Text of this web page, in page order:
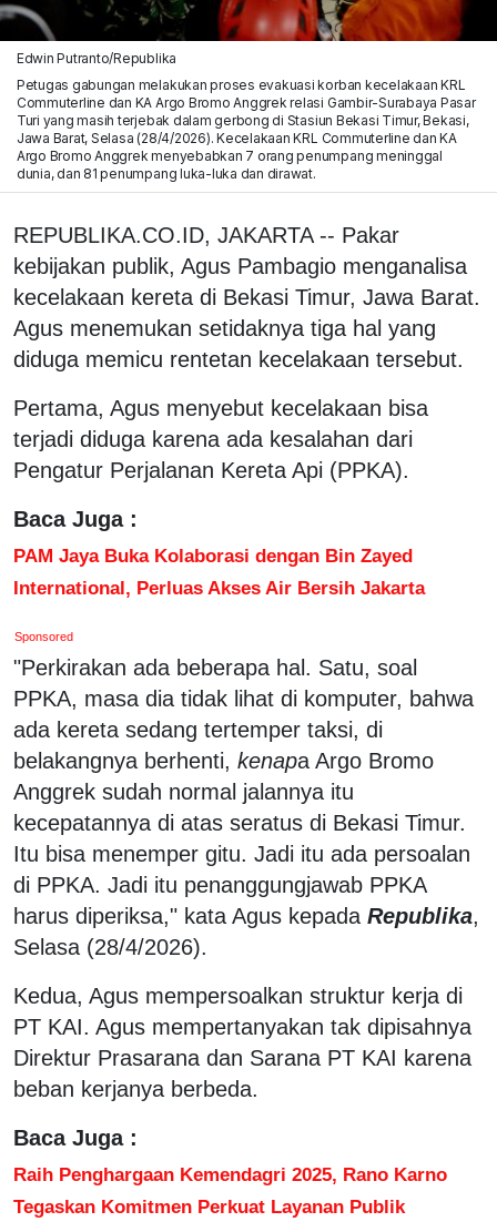
Edwin Putranto/Republika
Petugas gabungan melakukan proses evakuasi korban kecelakaan KRL
Commuterline dan KA Argo Bromo Anggrek relasi Gambir-Surabaya Pasar
Turi yang masih terjebak dalam gerbong di Stasiun Bekasi Timur, Bekasi,
Jawa Barat, Selasa (28/4/2026). Kecelakaan KRL Commuterline dan KA
Argo Bromo Anggrek menyebabkan 7 orang penumpang meninggal
dunia, dan 81 penumpang luka-luka dan dirawat.
REPUBLIKA.CO.ID, JAKARTA -- Pakar
kebijakan publik, Agus Pambagio menganalisa
kecelakaan kereta di Bekasi Timur, Jawa Barat.
Agus menemukan setidaknya tiga hal yang
diduga memicu rentetan kecelakaan tersebut.
Pertama, Agus menyebut kecelakaan bisa
terjadi diduga karena ada kesalahan dari
Pengatur Perjalanan Kereta Api (PPKA).
Baca Juga :
PAM Jaya Buka Kolaborasi dengan Bin Zayed
International, Perluas Akses Air Bersih Jakarta
Sponsored
"Perkirakan ada beberapa hal. Satu, soal
PPKA, masa dia tidak lihat di komputer, bahwa
ada kereta sedang tertemper taksi, di
belakangnya berhenti, kenapa Argo Bromo
Anggrek sudah normal jalannya itu
kecepatannya di atas seratus di Bekasi Timur.
Itu bisa menemper gitu. Jadi itu ada persoalan
di PPKA. Jadi itu penanggungjawab PPKA
harus diperiksa," kata Agus kepada Republika,
Selasa (28/4/2026).
Kedua, Agus mempersoalkan struktur kerja di
PT KAI. Agus mempertanyakan tak dipisahnya
Direktur Prasarana dan Sarana PT KAI karena
beban kerjanya berbeda.
Baca Juga :
Raih Penghargaan Kemendagri 2025, Rano Karno
Tegaskan Komitmen Perkuat Layanan Publik